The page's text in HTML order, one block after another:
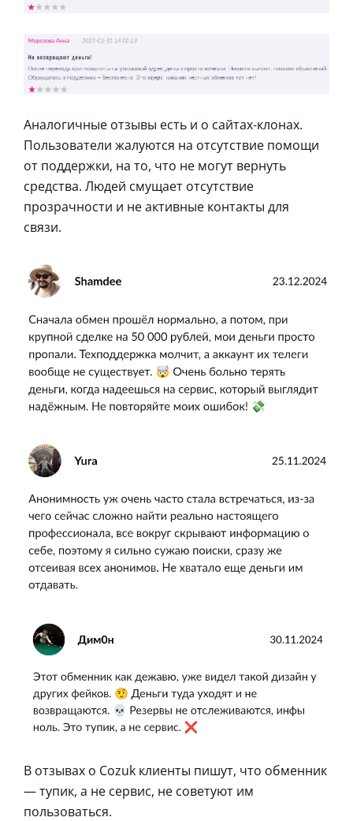
Аналогичные отзывы есть и о сайтах-клонах.
Пользователи жалуются на отсутствие помощи
от поддержки, на то, что не могут вернуть
средства. Людей смущает отсутствие
прозрачности и не активные контакты для
связи.
В отзывах о Cozuk клиенты пишут, что обменник
— тупик, а не сервис, не советуют им
пользоваться.